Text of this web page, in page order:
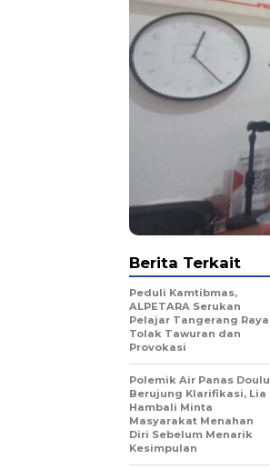
Berita Terkait
Peduli Kamtibmas,
ALPETARA Serukan
Pelajar Tangerang Raya
Tolak Tawuran dan
Provokasi
Polemik Air Panas Doulu
Berujung Klarifikasi, Lia
Hambali Minta
Masyarakat Menahan
Diri Sebelum Menarik
Kesimpulan